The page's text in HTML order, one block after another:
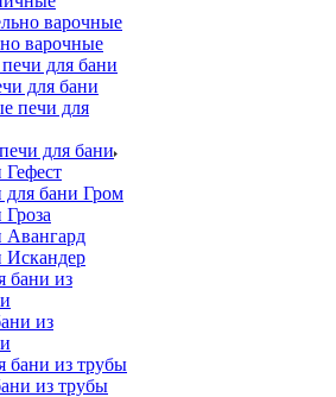
варочные
для бани
для бани
для бани Гром
Авангард
Искандер
из
из трубы